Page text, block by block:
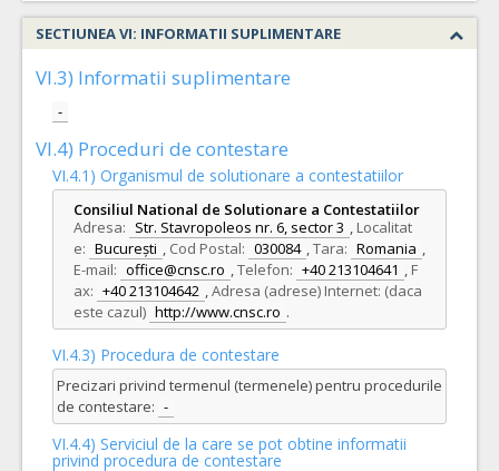
SECTIUNEA VI: INFORMATII SUPLIMENTARE
VI.3) Informatii suplimentare
-
VI.4) Proceduri de contestare
VI.4.1) Organismul de solutionare a contestatiilor
Consiliul National de Solutionare a Contestatiilor
Adresa: Str. Stavropoleos nr. 6, sector 3 , Localitat
e: București , Cod Postal: 030084 ,Tara: Romania ,
E-mail: office@cnsc.ro ,Telefon: +40 213104641 , F
ax: +40 213104642 ,Adresa (adrese) Internet: (daca
este cazul) http://www.cnsc.ro .
VI.4.3) Procedura de contestare
Precizari privind termenul (termenele) pentru procedurile
de contestare: -
VI.4.4) Serviciul de la care se pot obtine informatii
privind procedura de contestare